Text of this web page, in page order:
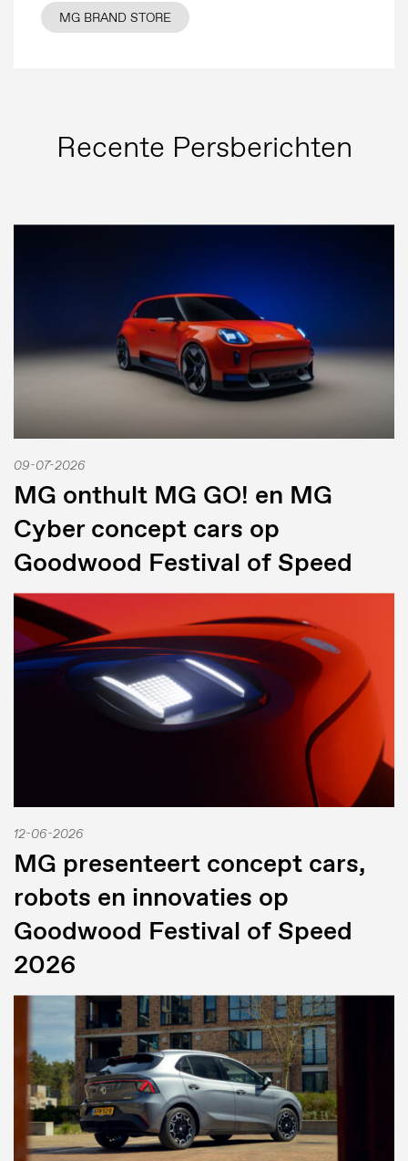
MG BRAND STORE
Recente Persberichten
09-07-2026
MG onthult MG GO! en MG
Cyber concept cars op
Goodwood Festival of Speed
12-06-2026
MG presenteert concept cars,
robots en innovaties op
Goodwood Festival of Speed
2026